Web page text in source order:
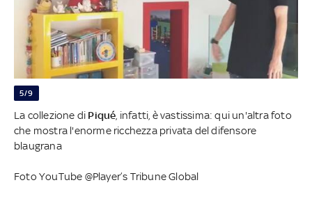
5/9
La collezione di Piqué , infatti, è vastissima: qui un'altra foto
che mostra l'enorme ricchezza privata del difensore
blaugrana
Foto YouTube @Player’s Tribune Global